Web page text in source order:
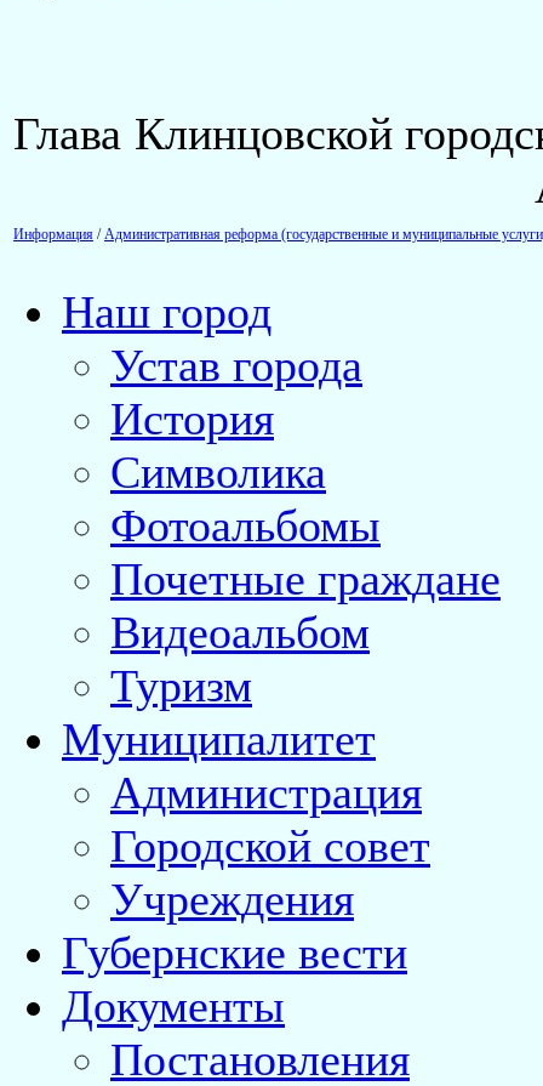
Глава Клинцовской
А.В.
Информация /Административная реформа (государственные и муниципальные
Наш город
Устав города
История
Символика
Фотоальбомы
Почетные граждане
Видеоальбом
Туризм
Муниципалитет
Администрация
Городской совет
Учреждения
Губернские вести
Документы
Постановления